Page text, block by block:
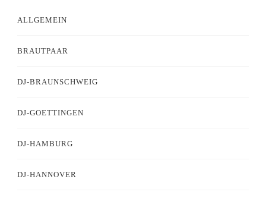
ALLGEMEIN
BRAUTPAAR
DJ-BRAUNSCHWEIG
DJ-GOETTINGEN
DJ-HAMBURG
DJ-HANNOVER